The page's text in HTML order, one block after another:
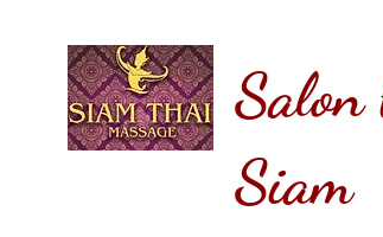
Salon
Siam